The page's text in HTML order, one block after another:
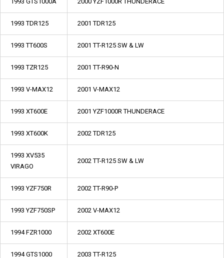
1993 TDR125 2001 TDR125
1993 TT600S 2001 TT-R125 SW & LW
1993 TZR125 2001 TT-R90-N
1993 V-MAX12 2001 V-MAX12
1993 XT600E 2001 YZF1000R THUNDERACE
1993 XT600K 2002 TDR125
1993 XV535
VIRAGO
2002 TT-R125 SW & LW
1993 YZF750R 2002 TT-R90-P
1993 YZF750SP 2002 V-MAX12
1994 FZR1000 2002 XT600E
1994 GTS1000 2003 TT-R125